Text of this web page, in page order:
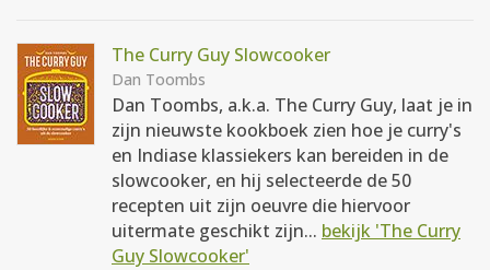
The Curry Guy Slowcooker
Dan Toombs
Dan Toombs, a.k.a. The Curry Guy, laat je in
zijn nieuwste kookboek zien hoe je curry's
en Indiase klassiekers kan bereiden in de
slowcooker, en hij selecteerde de 50
recepten uit zijn oeuvre die hiervoor
uitermate geschikt zijn... bekijk 'The Curry
Guy Slowcooker'